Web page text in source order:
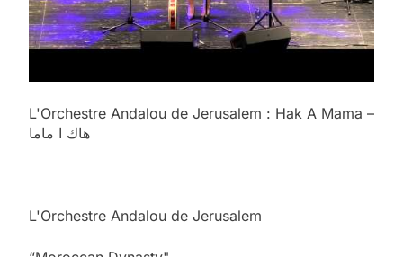
L'Orchestre Andalou de Jerusalem : Hak A Mama –
هاك ا ماما
L'Orchestre Andalou de Jerusalem